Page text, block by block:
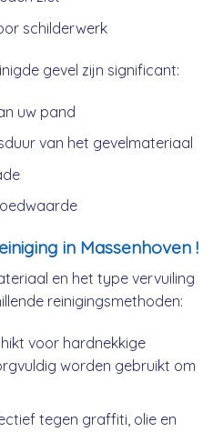
schilderwerk
gevel zijn significant:
uw pand
van het gevelmateriaal
in Massenhoven !
en het type vervuiling
reinigingsmethoden:
voor hardnekkige
worden gebruikt om
tegen graffiti, olie en